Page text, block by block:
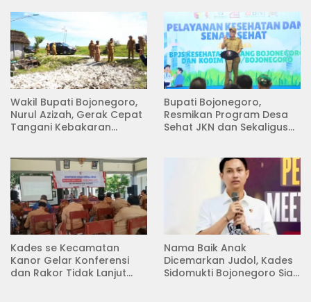
Wakil Bupati Bojonegoro,
Nurul Azizah, Gerak Cepat
Tangani Kebakaran
Bupati Bojonegoro,
Resmikan Program Desa
Sehat JKN dan Sekaligus
Kades se Kecamatan
Kanor Gelar Konferensi
dan Rakor Tidak Lanjut
Nama Baik Anak
Dicemarkan Judol, Kades
Sidomukti Bojonegoro Siap